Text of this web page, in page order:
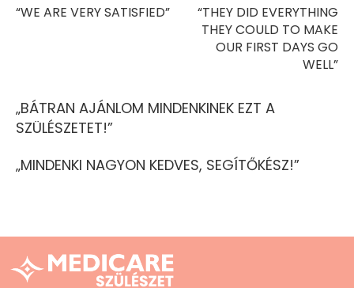
“WE ARE VERY SATISFIED”
“THEY DID EVERYTHING
THEY COULD TO MAKE
OUR FIRST DAYS GO
WELL”
„BÁTRAN AJÁNLOM MINDENKINEK EZT A
SZÜLÉSZETET!”
„MINDENKI NAGYON KEDVES, SEGÍTŐKÉSZ!”